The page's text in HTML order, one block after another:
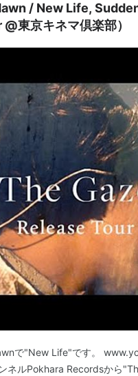
/ New Life,
東京キネマ倶楽部）
で"New Life"です。
ネルPokhara Recordsから